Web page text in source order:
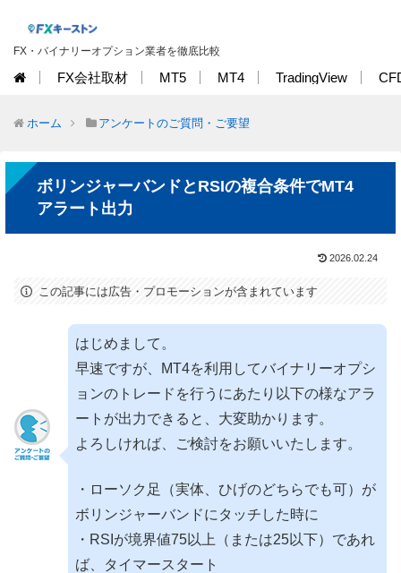
FX・バイナリーオプション業者を徹底比較
FX会社取材 MT5 MT4 TradingView
ホーム アンケートのご質問・ご要望
ボリンジャーバンドとRSIの複合条件でMT4
アラート出力
2026.02.24
この記事には広告・プロモーションが含まれています
はじめまして。
早速ですが、MT4を利用してバイナリーオプシ
ョンのトレードを行うにあたり以下の様なアラ
ートが出力できると、大変助かります。
よろしければ、ご検討をお願いいたします。
・ローソク足（実体、ひげのどちらでも可）が
ボリンジャーバンドにタッチした時に
・RSIが境界値75以上（または25以下）であれ
ば、タイマースタート